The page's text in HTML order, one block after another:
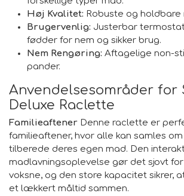
Høj Kvalitet: Robuste og holdbare
Brugervenlig: Justerbar
fødder for nem og sikker brug.
Nem Rengøring: Aftagelige non-
pander.
Anvendelsesområder for
Deluxe Raclette
Familieaftener Denne raclette er
familieaftener, hvor alle kan samles
tilberede deres egen mad. Den
madlavningsoplevelse gør det sjovt
voksne, og den store kapacitet sikrer,
et lækkert måltid sammen.